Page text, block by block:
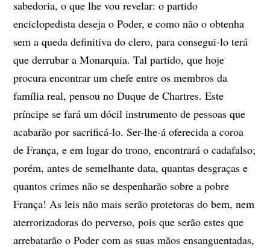
sabedoria, o que lhe vou revelar: o partido
enciclopedista deseja o Poder, e como não o obtenha
sem a queda definitiva do clero, para consegui-lo terá
que derrubar a Monarquia. Tal partido, que hoje
procura encontrar um chefe entre os membros da
família real, pensou no Duque de Chartres. Este
príncipe se fará um dócil instrumento de pessoas que
acabarão por sacrificá-lo. Ser-lhe-á oferecida a coroa
de França, e em lugar do trono, encontrará o cadafalso;
porém, antes de semelhante data, quantas desgraças e
quantos crimes não se despenharão sobre a pobre
França! As leis não mais serão protetoras do bem, nem
aterrorizadoras do perverso, pois que serão estes que
arrebatarão o Poder com as suas mãos ensanguentadas,